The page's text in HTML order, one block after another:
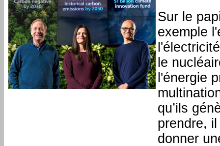
Sur le
exemple
le
l'énergie
qu’ils
prendre,
donner